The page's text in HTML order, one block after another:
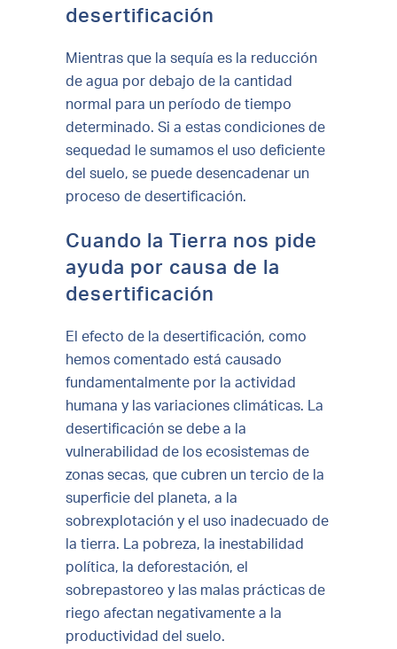
desertificación
Mientras que la sequía es la reducción
de agua por debajo de la cantidad
normal para un período de tiempo
determinado. Si a estas condiciones de
sequedad le sumamos el uso deficiente
del suelo, se puede desencadenar un
proceso de desertificación.
Cuando la Tierra nos pide
ayuda por causa de la
desertificación
El efecto de la desertificación, como
hemos comentado está causado
fundamentalmente por la actividad
humana y las variaciones climáticas. La
desertificación se debe a la
vulnerabilidad de los ecosistemas de
zonas secas, que cubren un tercio de la
superficie del planeta, a la
sobrexplotación y el uso inadecuado de
la tierra. La pobreza, la inestabilidad
política, la deforestación, el
sobrepastoreo y las malas prácticas de
riego afectan negativamente a la
productividad del suelo.